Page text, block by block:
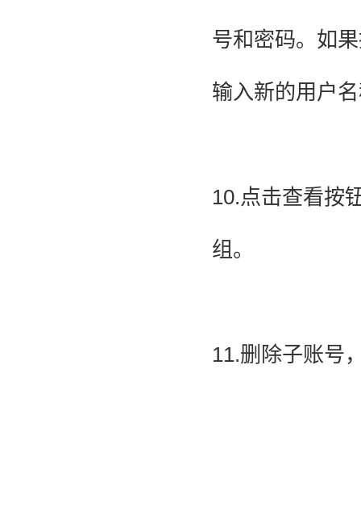
号和密码。如
输入新的用户
10.点击查看按
组。
11.删除子账号